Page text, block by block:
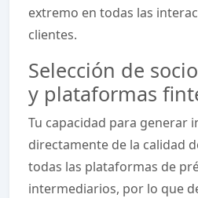
extremo en todas las
clientes.
Selección de
y plataformas
Tu capacidad para generar
directamente de la calidad
todas las plataformas de
intermediarios, por lo que